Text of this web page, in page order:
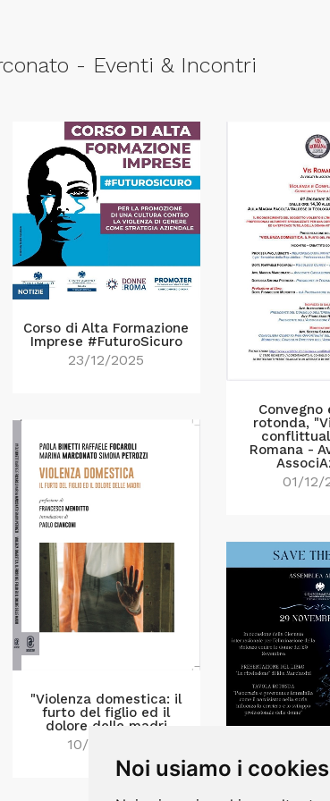
Noi usiamo i cookies
- Eventi & Incontri
Corso di Alta Formazione
Imprese #FuturoSicuro
23/12/2025
Convegno
rotonda,
Romana -
01/12/
"Violenza domestica: il
furto del figlio ed il
dolore delle madri
10/03/2025